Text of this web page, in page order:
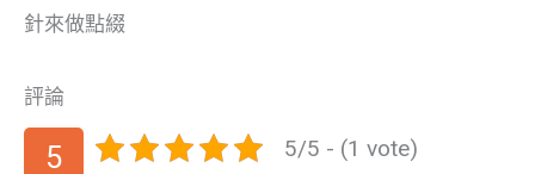
針來做點綴
評論
5 5/5 - (1 vote)